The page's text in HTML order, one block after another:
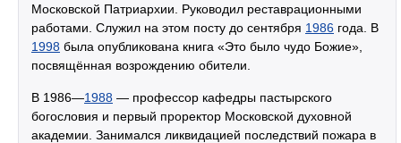
Московской Патриархии. Руководил реставрационными
работами. Служил на этом посту до сентября 1986 года. В
1998 была опубликована книга «Это было чудо Божие»,
посвящённая возрождению обители.
В 1986—1988 — профессор кафедры пастырского
богословия и первый проректор Московской духовной
академии. Занимался ликвидацией последствий пожара в